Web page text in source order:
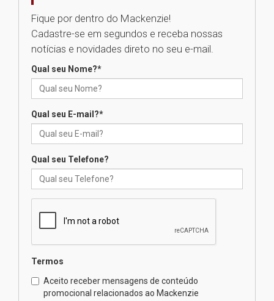
na educação dos filhos além da
escola
04.08.2026
docentes para debater
Professora do Mackenzie é
finalista do Prêmio Jabuti com
04.08.2026
internacionais
03.08.2026
Fique por dentro do Mackenzie!
Cadastre-se em segundos e receba nossas
notícias e novidades direto no seu e-mail.
Qual seu Nome?*
Qual seu E-mail?*
Qual seu Telefone?
Termos
Aceito receber mensagens de conteúdo
promocional relacionados ao Mackenzie